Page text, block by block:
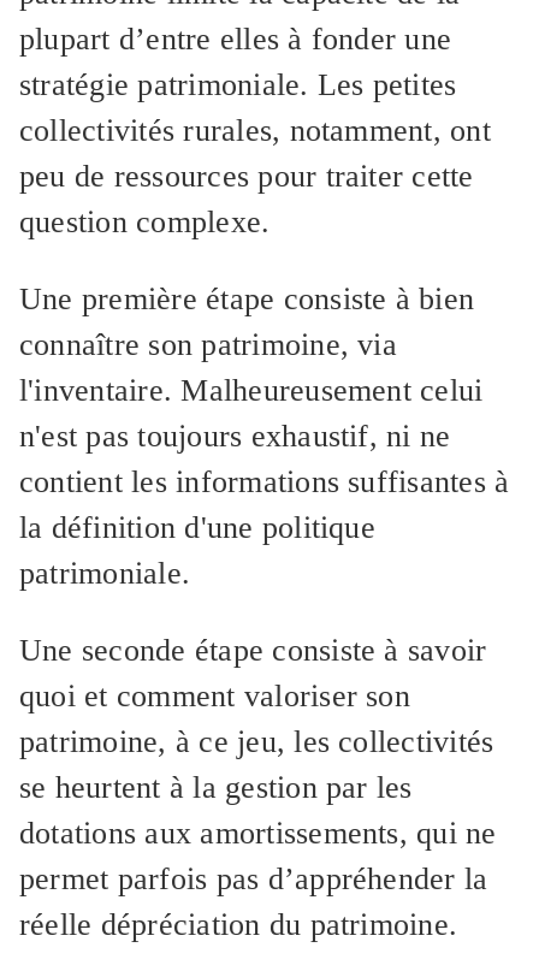
plupart d’entre elles à fonder une
stratégie patrimoniale. Les petites
collectivités rurales, notamment, ont
peu de ressources pour traiter cette
question complexe.
Une première étape consiste à bien
connaître son patrimoine, via
l'inventaire. Malheureusement celui
n'est pas toujours exhaustif, ni ne
contient les informations suffisantes à
la définition d'une politique
patrimoniale.
Une seconde étape consiste à savoir
quoi et comment valoriser son
patrimoine, à ce jeu, les collectivités
se heurtent à la gestion par les
dotations aux amortissements, qui ne
permet parfois pas d’appréhender la
réelle dépréciation du patrimoine.